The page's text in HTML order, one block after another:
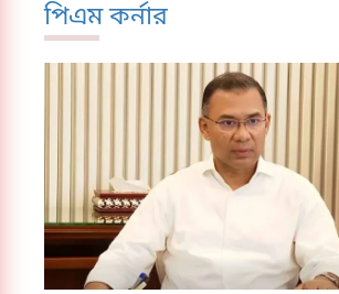
পিএম কর্নার